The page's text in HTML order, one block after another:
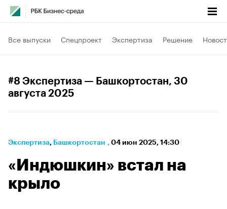
Все выпуски Спецпроект Экспертиза Решение
#8 Экспертиза — Башкортостан, 30
августа 2025
Экспертиза⁠, Башкортостан , 04 июн 2025, 14:30
«Индюшкин» встал на
крыло